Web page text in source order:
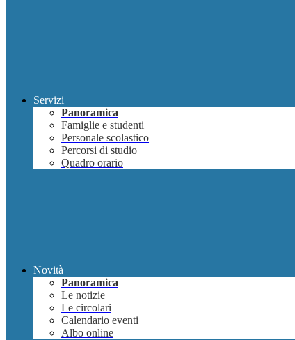
Servizi
Panoramica
Famiglie e studenti
Personale scolastico
Percorsi di studio
Quadro orario
Novità
Panoramica
Le notizie
Le circolari
Calendario eventi
Albo online